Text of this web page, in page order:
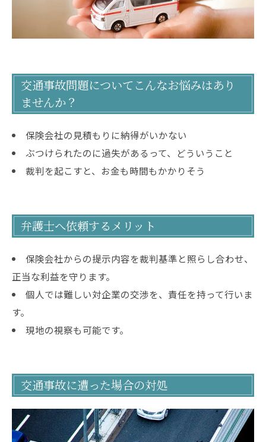
交通事故問題についてこんなお悩みはあり
ませんか？
保険会社の見積もりに納得がいかない
ぶつけられたのに過失があるって、どういうこと
裁判を起こすと、お金も時間もかかりそう
弁護士へ依頼するメリット
保険会社からの提示内容を裁判基準と照らし合わせ、
正当な利益を守ります。
個人では難しい対企業の交渉を、責任を持って行いま
す。
現地の視察も可能です。
交通事故に遭った場合の対処